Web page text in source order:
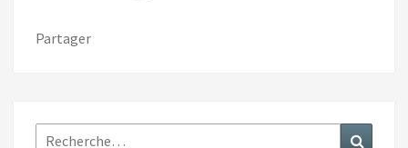
Partager
Rechercher :